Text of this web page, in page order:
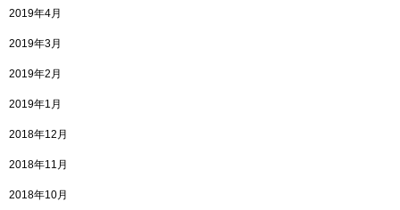
2019年4月
2019年3月
2019年2月
2019年1月
2018年12月
2018年11月
2018年10月